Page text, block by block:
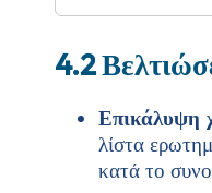
4.2
Επικάλυψη
λίστα
κατά το